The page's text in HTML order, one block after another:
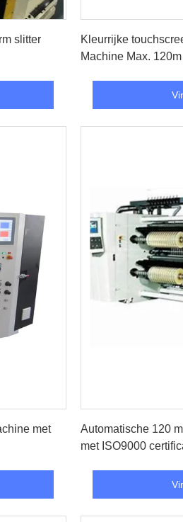
slitter
Kleurrijke
Machine Max.
met
Automatische 120
met ISO9000